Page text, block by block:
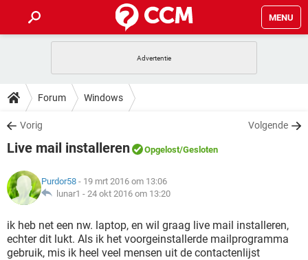
MENU
INSTAGRAM
NETFLIX
GRATIS SNAPCHAT
TIKTOK
HOW-TO
VIDEOBELLEN
GRATIS SNAPCHAT
TIKTOK
DOWNLOADS
VIDEOBELLEN GAMES
INSTAGRAM
NETFLIX CORONAVIRUS
GRATIS SNAPCHAT
TIKTOK
VIDEOBELLEN GAMES
INSTAGRAM
NETFLIX CORONAVIRUS
GRATIS SNAPCHAT
ARTIKELEN
VIDEOBELLEN
INSTAGRAM WINDOWS 10
Forum Windows
Vorig Volgende
Live mail installeren Opgelost/Gesloten
Purdor58 - 19 mrt 2016 om 13:06
lunar1 - 24 okt 2016 om 13:20
ik heb net een nw. laptop, en wil graag live mail installeren,
echter dit lukt. Als ik het voorgeinstallerde mailprogramma
gebruik, mis ik heel veel mensen uit de contactenlijst